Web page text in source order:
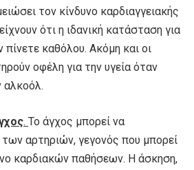
τον κίνδυνο καρδιαγγειακής
ότι η ιδανική κατάσταση για
πίνετε καθόλου. Ακόμη και οι
οφέλη για την υγεία όταν
αλκοόλ.
. Το άγχος μπορεί να
αρτηριών, γεγονός που μπορεί
καρδιακών παθήσεων. Η άσκηση,